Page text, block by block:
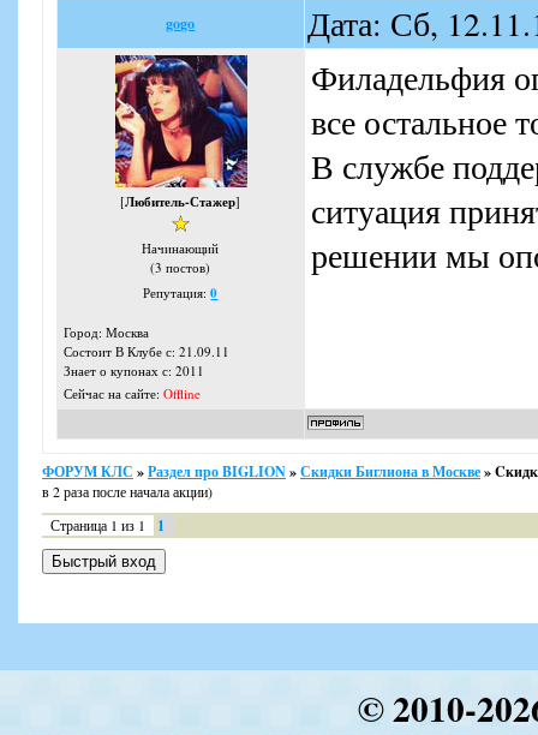
gogo Дата: Сб,
[Любитель-Стажер]
Начинающий
(3 постов)
Репутация:0
Город: Москва
Состоит В Клубе с: 21.09.11
Знает о купонах с: 2011
Сейчас на сайте: Offline
Филадельфия
все остальное
В службе
ситуация
решении мы
ФОРУМ КЛС »Раздел про BIGLION»Скидки Биглиона в Москве»
в 2 раза после начала акции)
Страница 1 из 1 1
© 2010-